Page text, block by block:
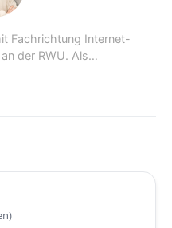
Fachrichtung Internet-
der RWU. Als…